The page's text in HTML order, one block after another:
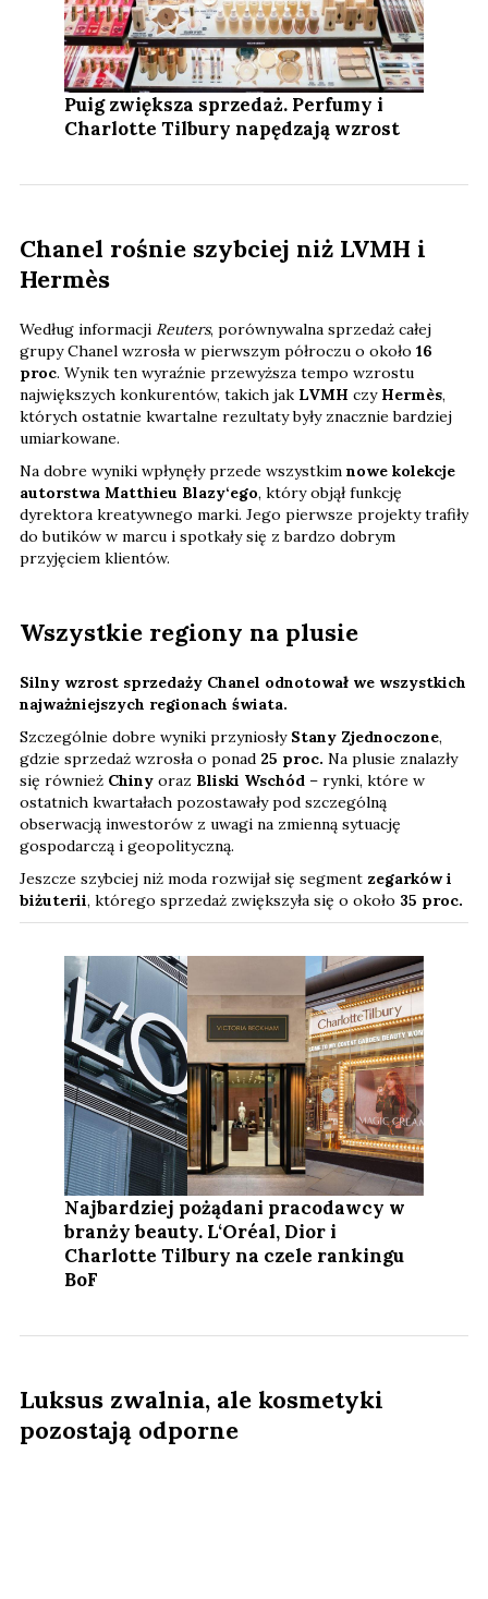
Puig zwiększa sprzedaż. Perfumy i
Charlotte Tilbury napędzają wzrost
Chanel rośnie szybciej niż LVMH i
Hermès
Według informacji Reuters, porównywalna sprzedaż całej
grupy Chanel wzrosła w pierwszym półroczu o około 16
proc. Wynik ten wyraźnie przewyższa tempo wzrostu
największych konkurentów, takich jak LVMH czy Hermès,
których ostatnie kwartalne rezultaty były znacznie bardziej
umiarkowane.
Na dobre wyniki wpłynęły przede wszystkim nowe kolekcje
autorstwa Matthieu Blazy‘ego, który objął funkcję
dyrektora kreatywnego marki. Jego pierwsze projekty trafiły
do butików w marcu i spotkały się z bardzo dobrym
przyjęciem klientów.
Wszystkie regiony na plusie
Silny wzrost sprzedaży Chanel odnotował we wszystkich
najważniejszych regionach świata.
Szczególnie dobre wyniki przyniosły Stany Zjednoczone,
gdzie sprzedaż wzrosła o ponad 25 proc. Na plusie znalazły
się również Chiny oraz Bliski Wschód – rynki, które w
ostatnich kwartałach pozostawały pod szczególną
obserwacją inwestorów z uwagi na zmienną sytuację
gospodarczą i geopolityczną.
Jeszcze szybciej niż moda rozwijał się segment zegarków i
biżuterii, którego sprzedaż zwiększyła się o około 35 proc.
Najbardziej pożądani pracodawcy w
branży beauty. L‘Oréal, Dior i
Charlotte Tilbury na czele rankingu
BoF
Luksus zwalnia, ale kosmetyki
pozostają odporne